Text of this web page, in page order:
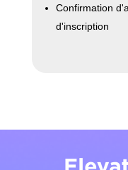
Confirmation
d'inscription